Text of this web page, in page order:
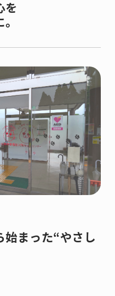
を
始まった“やさし